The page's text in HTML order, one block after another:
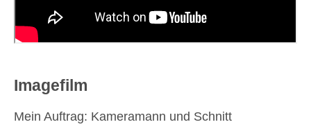
Imagefilm
Mein Auftrag: Kameramann und Schnitt